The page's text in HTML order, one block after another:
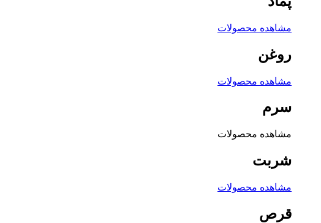
مشاهده محصولات
روغن
مشاهده محصولات
سرم
مشاهده محصولات
شربت
مشاهده محصولات
قرص